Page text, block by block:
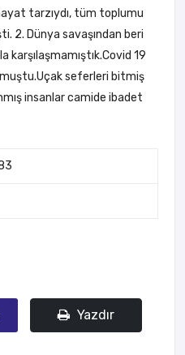
tarzıydı, tüm toplumu
2. Dünya savaşından beri
19
seferleri bitmiş
insanlar camide ibadet
Yazdır